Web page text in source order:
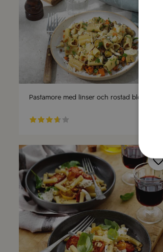
Pastamore med linser och rostad blomkål